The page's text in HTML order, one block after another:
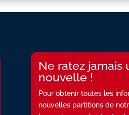
Ne ratez jamais
nouvelle !
Pour obtenir toutes les
nouvelles partitions de